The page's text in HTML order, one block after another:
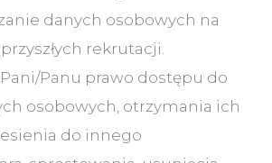
danych osobowych na
rekrutacji.
Pani/Panu prawo dostępu do
osobowych, otrzymania ich
do innego